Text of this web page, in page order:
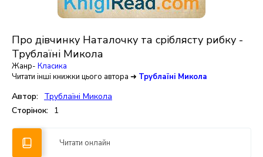
Про дівчинку Наталочку та сріблясту рибку -
Трублаїні Микола
Жанр- Класика
Читати інші книжки цього автора ➜ Трублаїні Микола
Автор: Трублаїні Микола
Сторінок: 1
Читати онлайн